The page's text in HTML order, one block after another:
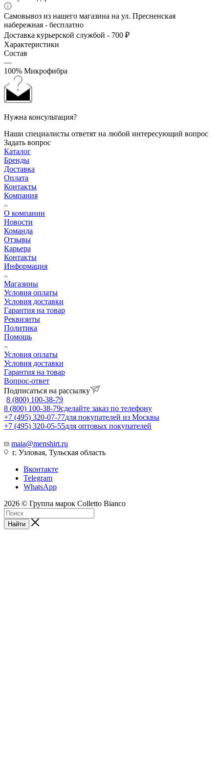
Самовывоз из нашего магазина на ул. Пресненская
набережная - бесплатно
Доставка курьерской службой - 700 ₽
Характеристики
Состав
—
100% Микрофибра
Нужна консультация?
Наши специалисты ответят на любой интересующий вопрос
Задать вопрос
Каталог
Бренды
Доставка
Оплата
Контакты
Компания
О компании
Новости
Команда
Отзывы
Карьера
Контакты
Информация
Магазины
Условия оплаты
Условия доставки
Гарантия на товар
Реквизиты
Политика
Помощь
Условия оплаты
Условия доставки
Гарантия на товар
Вопрос-ответ
Подписаться на рассылку
8 (800) 100-38-79
8 (800) 100-38-79сделайте заказ по телефону
+7 (495) 320-07-77для покупателей из Москвы
+7 (495) 320-05-55для оптовых покупателей
maia@menshirt.ru
г. Узловая, Тульская область
Вконтакте
Telegram
WhatsApp
2026 © Группа марок Colletto Bianco
Найти